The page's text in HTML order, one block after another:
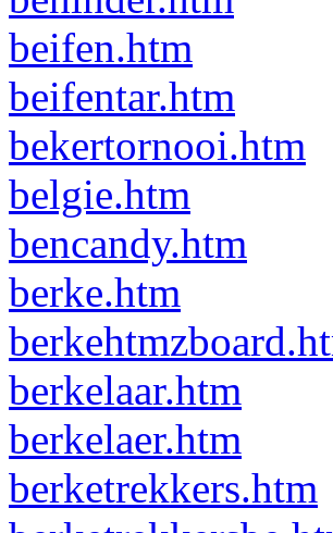
beifen.htm
beifentar.htm
bekertornooi.htm
belgie.htm
bencandy.htm
berke.htm
berkelaar.htm
berkelaer.htm
berketrekkers.htm